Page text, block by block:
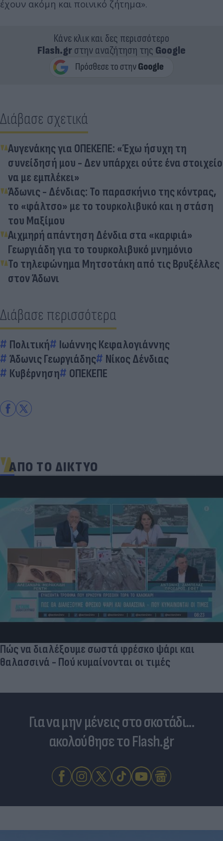
έχουν ακόμη και ποινικό ζήτημα».
Κάνε κλικ και δες περισσότερο
Flash.grστην αναζήτηση της Google
Διάβασε σχετικά
Αυγενάκης για ΟΠΕΚΕΠΕ: «Έχω ήσυχη τη
συνείδησή μου - Δεν υπάρχει ούτε ένα στοιχείο
να με εμπλέκει»
Άδωνις - Δένδιας: Το παρασκήνιο της κόντρας,
το «φάλτσο» με το τουρκολιβυκό και η στάση
του Μαξίμου
Αιχμηρή απάντηση Δένδια στα «καρφιά»
Γεωργιάδη για το τουρκολιβυκό μνημόνιο
Το τηλεφώνημα Μητσοτάκη από τις Βρυξέλλες
στον Άδωνι
Διάβασε περισσότερα
Πολιτική
Ιωάννης Κεφαλογιάννης
Άδωνις Γεωργιάδης
Νίκος Δένδιας
Κυβέρνηση
ΟΠΕΚΕΠΕ
ΑΠΟ ΤΟ ΔΙΚΤΥΟ
Πώς να διαλέξουμε σωστά φρέσκο ψάρι και
θαλασσινά - Πού κυμαίνονται οι τιμές
Για να μην μένεις στο σκοτάδι...
ακολούθησε το Flash.gr